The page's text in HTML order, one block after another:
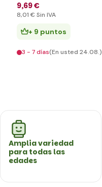
9,69 €
8,01 € Sin IVA
+ 9 puntos
3 - 7 días(En usted 24.08.)
Amplia variedad
para todas las
edades